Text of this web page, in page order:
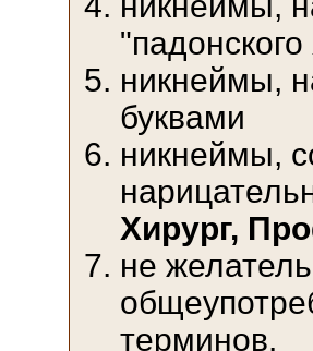
никнеймы,
буквами
никнеймы,
Хирург,
не
терминов.